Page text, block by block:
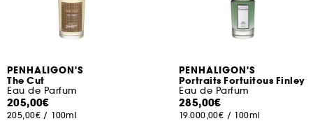
PENHALIGON'S
The Cut
Eau de Parfum
205,00€
205,00€ / 100ml
PENHALIGON'S
Portraits Fortuitous Finley
Eau de Parfum
285,00€
19.000,00€ / 100ml